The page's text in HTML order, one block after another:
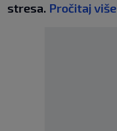
stresa. Pročitaj više